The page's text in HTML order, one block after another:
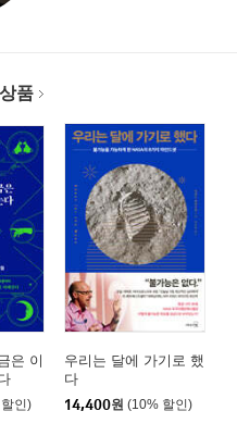
사 / 사람의 마음을 꿰뚫어
불길할수록 :예지몽
한 사람들 / 링컨의 암살 예언
이로움으로 가득 차 있다
종 세트
품
은 이
인)
우리는 달에 가기로 했
다
14,400원 (10% 할인)